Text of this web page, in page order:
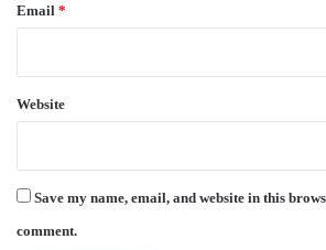
Email *
Website
Save my name, email, and website in this
comment.